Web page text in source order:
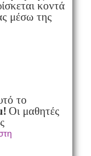
κοντά
μέσω της
το
Οι μαθητές